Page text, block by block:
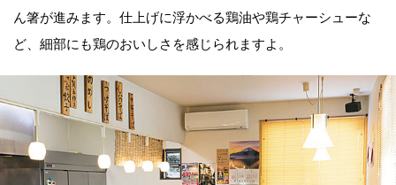
ん箸が進みます。仕上げに浮かべる鶏油や鶏チャーシューな
ど、細部にも鶏のおいしさを感じられますよ。